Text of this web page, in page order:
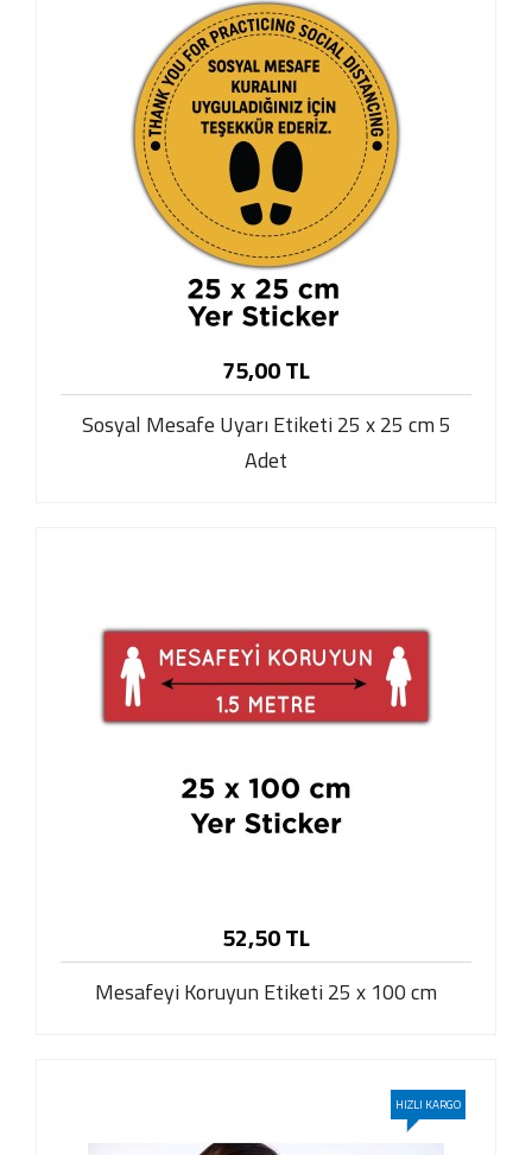
75,00 TL
Sosyal Mesafe Uyarı Etiketi 25 x 25 cm 5
Adet
52,50 TL
Mesafeyi Koruyun Etiketi 25 x 100 cm
HIZLI KARGO